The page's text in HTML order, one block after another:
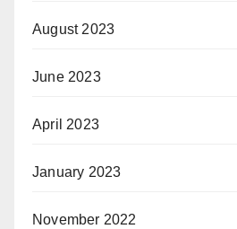
August 2023
June 2023
April 2023
January 2023
November 2022